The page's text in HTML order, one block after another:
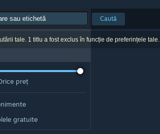
Caută
tale. 1 titlu a fost exclus în funcție de preferințele tale.
preț
gratuite